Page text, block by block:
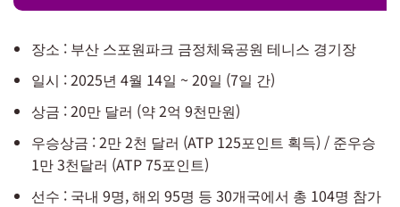
장소 : 부산 스포원파크 금정체육공원 테니스 경기장
일시 : 2025년 4월 14일 ~ 20일 (7일 간)
상금 : 20만 달러 (약 2억 9천만원)
우승상금 : 2만 2천 달러 (ATP 125포인트 획득) / 준우승
1만 3천달러 (ATP 75포인트)
선수 : 국내 9명, 해외 95명 등 30개국에서 총 104명 참가